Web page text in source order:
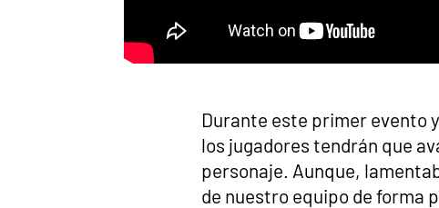
Durante este primer evento
los jugadores tendrán que
personaje. Aunque,
de nuestro equipo de forma